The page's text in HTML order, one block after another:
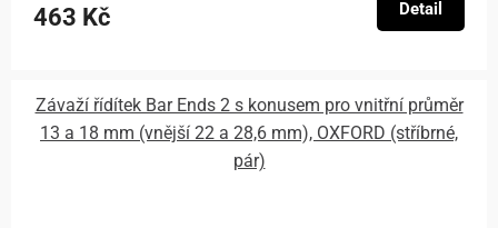
463 Kč Detail
Závaží řídítek Bar Ends 2 s konusem pro vnitřní průměr
13 a 18 mm (vnější 22 a 28,6 mm), OXFORD (stříbrné,
pár)